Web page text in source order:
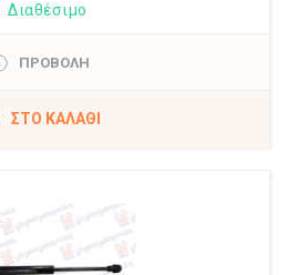
Διαθέσιμο
ΠΡΟΒΟΛΗ
ΣΤΟ ΚΑΛΆΘΙ